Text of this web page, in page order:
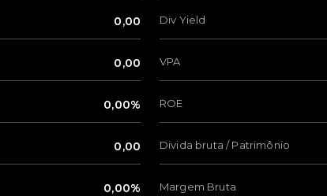
0,00
0,00
0,00%
0,00
0,00%
Div Yield
VPA
ROE
Divida bruta / Patrimônio
Margem Bruta